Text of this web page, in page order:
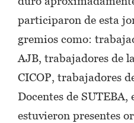
participaron de esta
gremios como:
AJB, trabajadores de
CICOP, trabajadores
Docentes de
estuvieron presentes